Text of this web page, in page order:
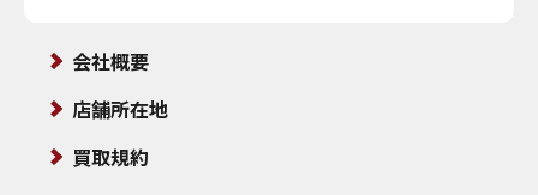
会社概要
店舗所在地
買取規約